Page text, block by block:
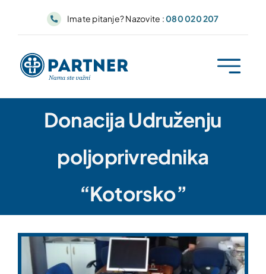
Imate pitanje? Nazovite :080 020 207
Donacija Udruženju
poljoprivrednika
“Kotorsko”